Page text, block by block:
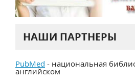
НАШИ ПАРТНЕРЫ
PubMed - национальная
английском